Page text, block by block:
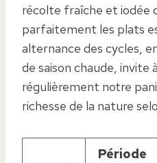
récolte fraîche et iodée
parfaitement les plats
alternance des cycles,
de saison chaude, invite
régulièrement notre
richesse de la nature
Période